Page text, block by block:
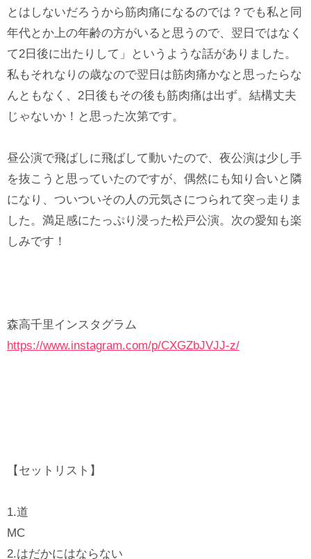
とはしないだろうから筋肉痛になるのでは？でも私と同
年代とか上の年齢の方がいると思うので、翌日ではなく
て2日後に出たりして」というような話がありました。
私もそれなりの歳なので翌日は筋肉痛かなと思ったらな
んともなく、2日後もその後も筋肉痛は出ず。結構丈夫
じゃないか！と思った次第です。
昼公演で飛ばしに飛ばして動いたので、夜公演は少し手
を抜こうと思っていたのですが、偶然にも知り合いと隣
になり、ついついその人の元気さにつられて突っ走りま
した。満足感にたっぷり浸った松戸公演。次の愛知も楽
しみです！
森高千里インスタグラム
https://www.instagram.com/p/CXGZbJVJJ-z/
【セットリスト】
1.道
MC
2.はだかにはならない